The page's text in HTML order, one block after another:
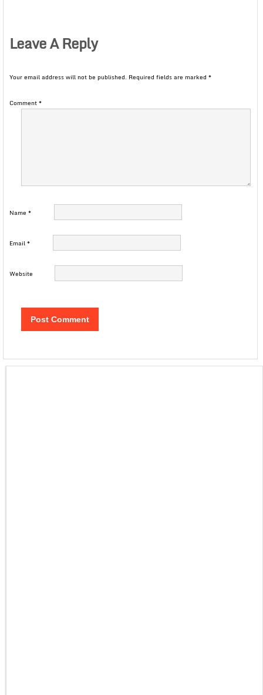
Leave A Reply
Your email address will not be published. Required fields are marked *
Comment*
Name *
Email*
Website